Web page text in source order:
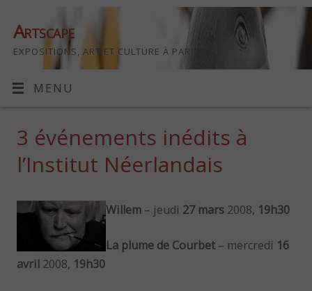
Artscape
EXPOSITIONS, ART ET CULTURE À PARIS
MENU
3 événements inédits à
l’Institut Néerlandais
Willem – jeudi 27 mars 2008, 19h30
La plume de Courbet – mercredi 16
avril 2008, 19h30